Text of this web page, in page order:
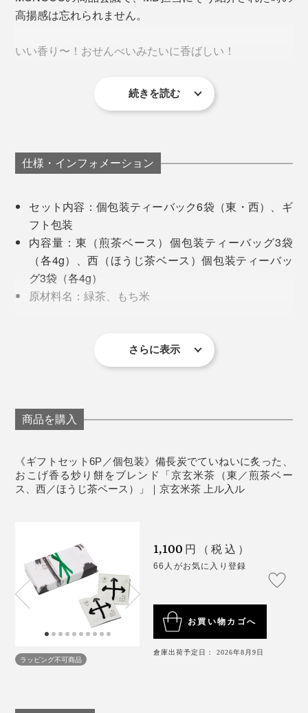
至高の香ばしさ、あたらしい玄米茶のおいしさを追求す
るために、京都の老舗米菓舗「鳴海屋（なるみや）」
原料は新羽二重もち米。それを水に浸け、丸粒のままヒ
ノキのせいろで蒸し上げることで、お米本来のうまみを
引き出します。
に焼き上げた時のふくらみ、香ばしさ、味わいが違いま
す。
ついたお餅は乾燥後、薄〜く削り、小さな四角い粒状
に。
みを引き出し、「炒り餅」の香ばしさに負けない、さわ
目覚めの一杯にもふさわしい、キリッとした味わいで
「アガル」には文字通り、気分がアガる、縁起が上が
る、という意味を重ねて。「イル」も、炒るや染み入る
に加え、ヒップホップ用語で「イケてる、優れている」
まさに、「アガルイル」を表現するかのような、突き抜
誰かに贈りたくなるパッケージデザインも、目を引く矢
印がポイントに。
本品は、煎茶ベース（東）3袋とほうじ茶ベース（西）3
袋を同梱した、ギフトセット。ちょっとしたお礼や、プ
チギフトに贈りやすい6Pボックスです。
リボンまで、なんと上向きの「矢印」を模しています。
高揚感は忘れられません。
いい香り〜！おせんべいみたいに香ばしい！
スタッフみんながその玄米茶の香ばしさに驚き、声をあ
「中のあられ、食べてみたいよね。」
勢は袋を切り開き、みんなで実食。
は付いていませんが、米のうまみ、甘み、香ばしさが口
に広がって美味！さすがは、手間をかけてつくられた
りで、さらさらといただけます。
続きを読む
仕様・インフォメーション
セット内容：個包装ティーバック6袋（東・西）、ギ
フト包装
内容量：東（煎茶ベース）個包装ティーバッグ3袋
（各4g）、西（ほうじ茶ベース）個包装ティーバッ
グ3袋（各4g）
原材料名：緑茶、もち米
※包装紙の柄の見え方は異なる場合があります
さらに表示
商品を購入
《ギフトセット6P／個包装》備長炭でていねいに炙った、
おこげ香る炒り餅をブレンド「京玄米茶（東／煎茶ベー
ス、西／ほうじ茶ベース）」｜京玄米茶 上ル入ル
ラッピング不可商品
1,100 円（税込）
66人がお気に入り登録
お買い物カゴへ
倉庫出荷予定日： 2026年8月9日